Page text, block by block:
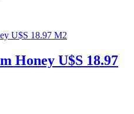
Honey U$S 18.97